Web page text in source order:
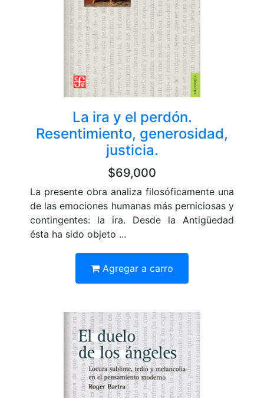
La ira y el perdón.
Resentimiento, generosidad,
justicia.
$69,000
La presente obra analiza filosóficamente una
de las emociones humanas más perniciosas y
contingentes: la ira. Desde la Antigüedad
ésta ha sido objeto ...
Agregar a carro